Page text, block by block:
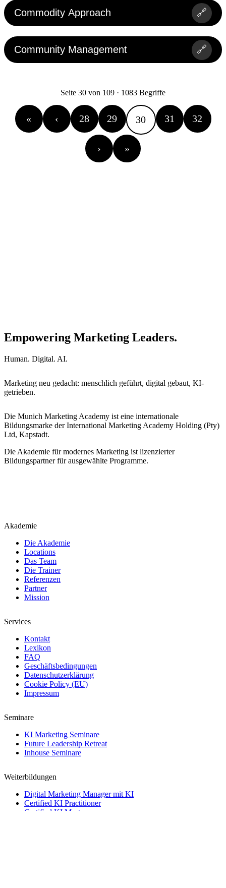
Commodity Approach 🔗
Community Management 🔗
Seite 30 von 109 · 1083 Begriffe
« ‹ 28 29 30 31 32
› »
Empowering Marketing Leaders.
Human. Digital. AI.
Marketing neu gedacht: menschlich geführt, digital gebaut, KI-
getrieben.
Die Munich Marketing Academy ist eine internationale
Bildungsmarke der International Marketing Academy Holding (Pty)
Ltd, Kapstadt.
Die Akademie für modernes Marketing ist lizenzierter
Bildungspartner für ausgewählte Programme.
Akademie
Die Akademie
Locations
Das Team
Die Trainer
Referenzen
Partner
Mission
Services
Kontakt
Lexikon
FAQ
Geschäftsbedingungen
Datenschutzerklärung
Cookie Policy (EU)
Impressum
Seminare
KI Marketing Seminare
Future Leadership Retreat
Inhouse Seminare
Weiterbildungen
Digital Marketing Manager mit KI
Certified KI Practitioner
Certified KI Master